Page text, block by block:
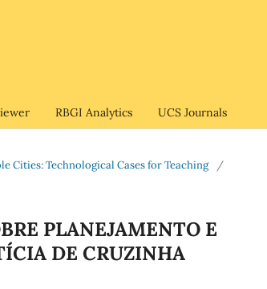
RBGI Analytics UCS Journals
Cities: Technological Cases for Teaching
/
PLANEJAMENTO E
DE CRUZINHA